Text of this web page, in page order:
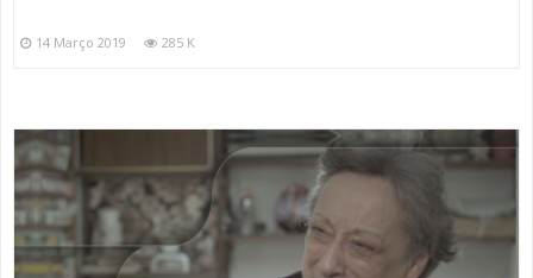
14 Março 2019 285 K